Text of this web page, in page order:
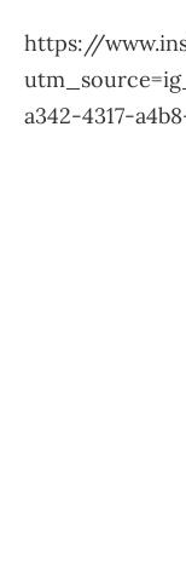
https://
a342-4317-